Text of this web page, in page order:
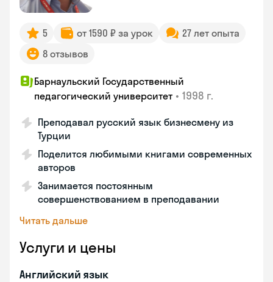
5 от 1590 ₽ за урок
27 лет опыта
8 отзывов
Барнаульский Государственный
педагогический университет • 1998 г.
Преподавал русский язык бизнесмену из
Турции
Поделится любимыми книгами современных
авторов
Занимается постоянным
совершенствованием в преподавании
Читать дальше
Услуги и цены
Английский язык